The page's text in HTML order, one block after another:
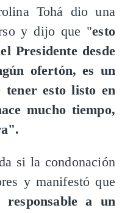
Tohá dio una
y dijo que "esto
Presidente desde
ofertón, es un
tener esto listo en
mucho tiempo,
si la condonación
y manifestó que
a un